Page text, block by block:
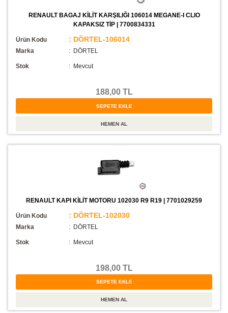
RENAULT BAGAJ KİLİT KARŞILIĞI 106014 MEGANE-I CLIO
KAPAKSIZ TİP | 7700834331
Ürün Kodu : DÖRTEL-106014
Marka : DÖRTEL
Stok : Mevcut
188,00 TL
RENAULT KAPI KİLİT MOTORU 102030 R9 R19 | 7701029259
Ürün Kodu : DÖRTEL-102030
Marka : DÖRTEL
Stok : Mevcut
198,00 TL